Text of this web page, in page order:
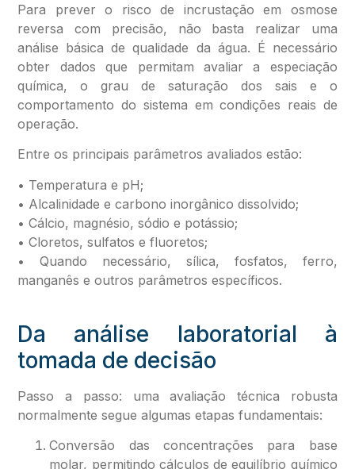
Para prever o risco de incrustação em osmose
reversa com precisão, não basta realizar uma
análise básica de qualidade da água. É necessário
obter dados que permitam avaliar a especiação
química, o grau de saturação dos sais e o
comportamento do sistema em condições reais de
operação.
Entre os principais parâmetros avaliados estão:
• Temperatura e pH;
• Alcalinidade e carbono inorgânico dissolvido;
• Cálcio, magnésio, sódio e potássio;
• Cloretos, sulfatos e fluoretos;
• Quando necessário, sílica, fosfatos, ferro,
manganês e outros parâmetros específicos.
Da análise laboratorial à
tomada de decisão
Passo a passo: uma avaliação técnica robusta
normalmente segue algumas etapas fundamentais:
Conversão das concentrações para base
molar, permitindo cálculos de equilíbrio químico